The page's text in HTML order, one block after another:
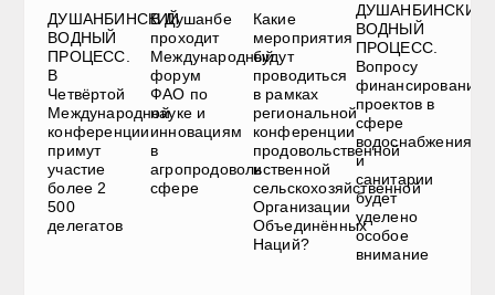
ДУШАНБИНСКИЙ
ВОДНЫЙ
ПРОЦЕСС.
В
Четвёртой
Международной
конференции
примут
участие
более 2
500
делегатов
В Душанбе
проходит
Международный
форум
ФАО по
науке и
инновациям
в
агропродовольственной
сфере
Какие
мероприятия
будут
проводиться
в рамках
региональной
конференции
продовольственной
и
сельскохозяйственной
Организации
Объединённых
Наций?
ДУШАНБИНСКИЙ
ВОДНЫЙ
ПРОЦЕСС.
Вопросу
финансирования
проектов в
сфере
водоснабжения
и
санитарии
будет
уделено
особое
внимание